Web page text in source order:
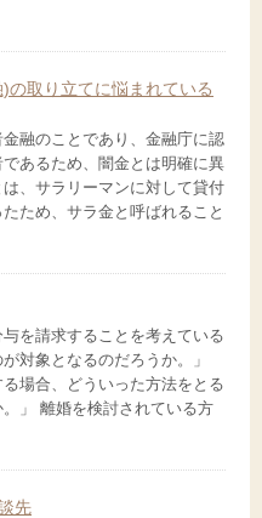
の取り立てに悩まれている
融のことであり、金融庁に認
あるため、闇金とは明確に異
、サラリーマンに対して貸付
ため、サラ金と呼ばれること
与を請求することを考えている
対象となるのだろうか。」
る場合、どういった方法をとる
」 離婚を検討されている方
先